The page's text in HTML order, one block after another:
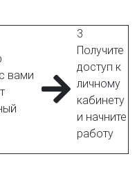
3
вами
Получите
доступ к
личному
кабинету
и начните
работу